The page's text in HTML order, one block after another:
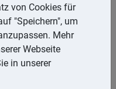
sollen
werden. Dies sieht der
Entwurf eines
vom 8. Juni 2023
über den automatischen
Melderahmen für
von Cookies für
"Speichern", um
Mehr
Webseite
in unserer